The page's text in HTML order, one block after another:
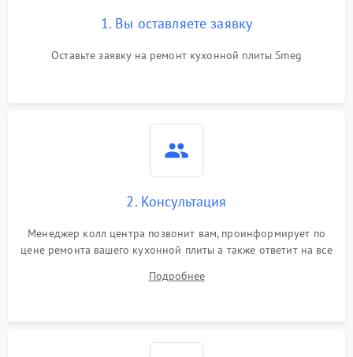
1. Вы оставляете заявку
Оставьте заявку на ремонт кухонной плиты Smeg
2. Консультация
Менеджер колл центра позвонит вам, проинформирует по
цене ремонта вашего кухонной плиты а также ответит на все
Подробнее